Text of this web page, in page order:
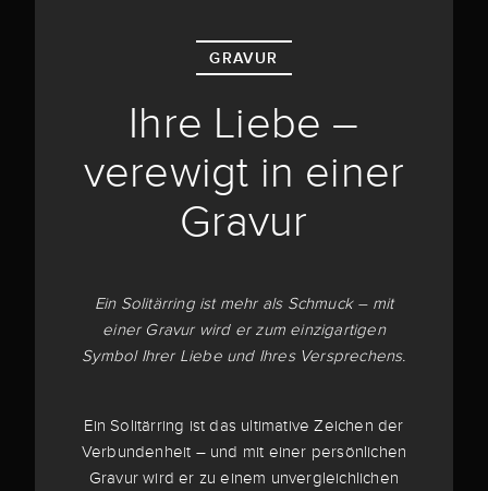
GRAVUR
Ihre Liebe –
verewigt in einer
Gravur
Ein Solitärring ist mehr als Schmuck – mit
einer Gravur wird er zum einzigartigen
Symbol Ihrer Liebe und Ihres Versprechens.
Ein Solitärring ist das ultimative Zeichen der
Verbundenheit – und mit einer persönlichen
Gravur wird er zu einem unvergleichlichen